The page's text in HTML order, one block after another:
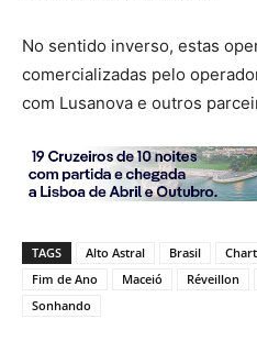
No sentido inverso, estas
comercializadas pelo
com Lusanova e outros
TAGS Alto Astral Brasil
Fim de Ano
Maceió Réveillon
Sonhando